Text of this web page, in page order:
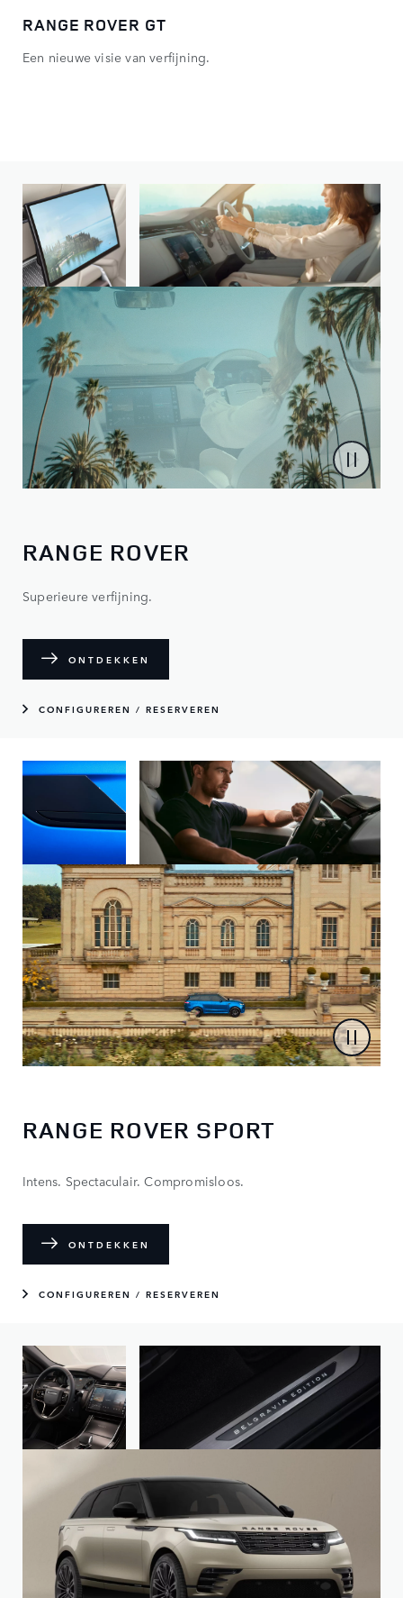
RANGE ROVER GT
Een nieuwe visie van verfijning.
RANGE ROVER
Superieure verfijning.
ONTDEKKEN
CONFIGUREREN / RESERVEREN
RANGE ROVER SPORT
Intens. Spectaculair. Compromisloos.
ONTDEKKEN
CONFIGUREREN / RESERVEREN